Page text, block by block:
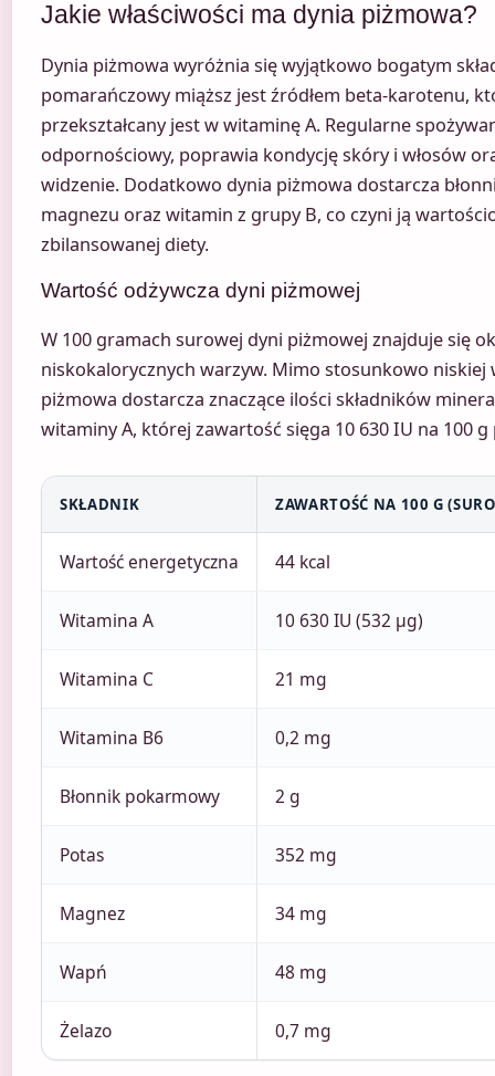
Jakie właściwości ma dynia piżmowa?
Dynia piżmowa wyróżnia się wyjątkowo bogatym
pomarańczowy miąższ jest źródłem beta-karotenu,
przekształcany jest w witaminę A. Regularne
odpornościowy, poprawia kondycję skóry i włosów
widzenie. Dodatkowo dynia piżmowa dostarcza
magnezu oraz witamin z grupy B, co czyni ją
zbilansowanej diety.
Wartość odżywcza dyni piżmowej
W 100 gramach surowej dyni piżmowej znajduje się
niskokalorycznych warzyw. Mimo stosunkowo
piżmowa dostarcza znaczące ilości składników
witaminy A, której zawartość sięga 10 630 IU na 100
SKŁADNIK ZAWARTOŚĆ NA 100 G
Wartość energetyczna 44 kcal
Witamina A 10 630 IU (532 µg)
Witamina C 21 mg
Witamina B6 0,2 mg
Błonnik pokarmowy 2 g
Potas 352 mg
Magnez 34 mg
Wapń 48 mg
Żelazo 0,7 mg